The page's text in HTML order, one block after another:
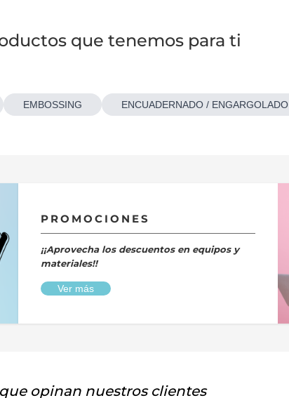
que tenemos para ti
EMBOSSING ENCUADERNADO / ENGARGOLADO
PROMOCIONES
¡¡Aprovecha los descuentos en equipos y
materiales!!
Ver más
opinan nuestros clientes